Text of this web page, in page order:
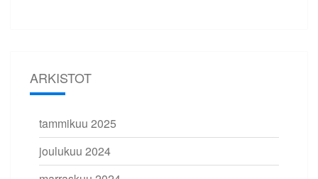
ARKISTOT
tammikuu 2025
joulukuu 2024